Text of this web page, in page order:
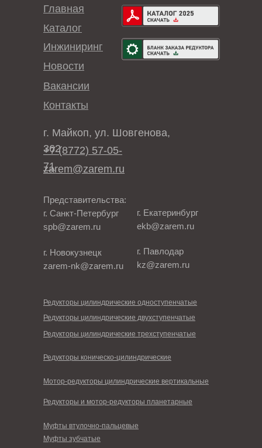
+7 (8772) 57-05-
71
Каталог
Инжиниринг
Контакты
Главная
Новости
Вакансии
zarem@zarem.ru
Редукторы цилиндрические одноступенчатые
Редукторы цилиндрические двухступенчатые
Редукторы цилиндрические трехступенчатые
Редукторы коническо-цилиндрические
Мотор-редукторы цилиндрические вертикальные
Редукторы и мотор-редукторы планетарные
Муфты зубчатые
Муфты втулочно-пальцевые
г. Майкоп, ул. Шовгенова,
362
Представительства:
г. Санкт-Петербург
spb@zarem.ru
г. Екатеринбург
ekb@zarem.ru
г. Новокузнецк
zarem-nk@zarem.ru
г. Павлодар
kz@zarem.ru